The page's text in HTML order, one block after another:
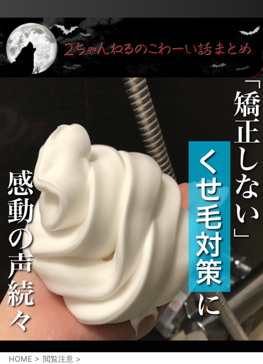
HOME > 閲覧注意 >